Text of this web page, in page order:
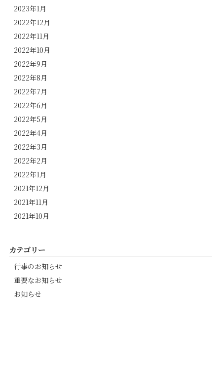
2023年1月
2022年12月
2022年11月
2022年10月
2022年9月
2022年8月
2022年7月
2022年6月
2022年5月
2022年4月
2022年3月
2022年2月
2022年1月
2021年12月
2021年11月
2021年10月
カテゴリー
行事のお知らせ
重要なお知らせ
お知らせ